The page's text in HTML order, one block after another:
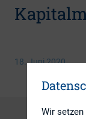
18. Juni 2020
Wir